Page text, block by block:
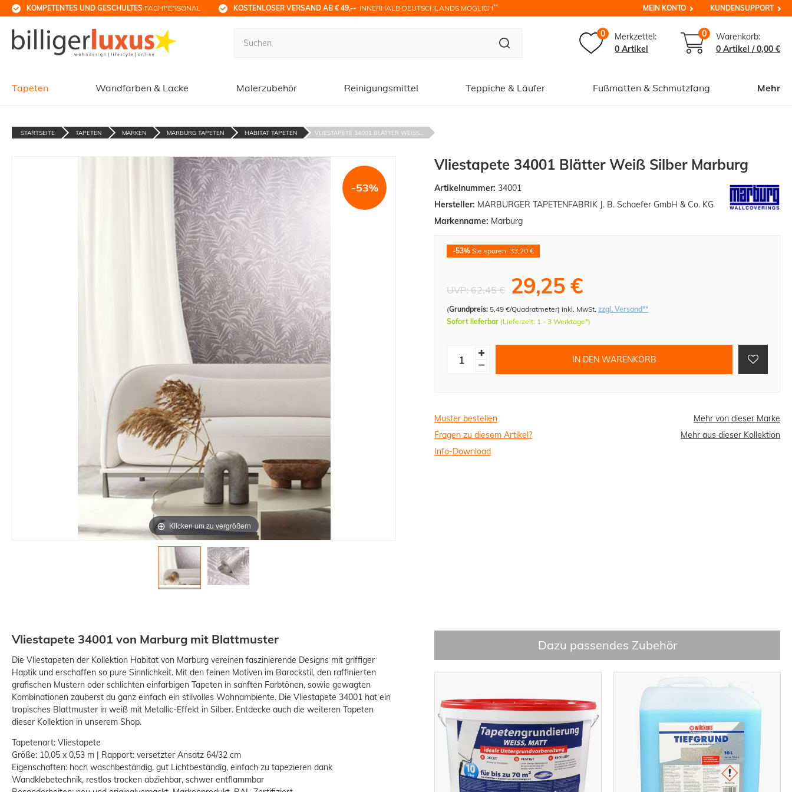
KOMPETENTES UND GESCHULTES FACHPERSONAL KOSTENLOSER VERSAND AB € 49,-- INNERHALB DEUTSCHLANDS MÖGLICH** MEIN KONTO KUNDENSUPPORT
0
Merkzettel:
0 Artikel
0
Warenkorb:
0 Artikel /0,00 €
Tapeten Wandfarben & Lacke Malerzubehör Reinigungsmittel Teppiche & Läufer Fußmatten & Schmutzfang Mehr
STARTSEITE TAPETEN MARKEN MARBURG TAPETEN HABITAT TAPETEN VLIESTAPETE 34001 BLÄTTER WEISS...
Klicken um zu vergrößern
-53%
Vliestapete 34001 Blätter Weiß Silber Marburg
Artikelnummer: 34001
Hersteller: MARBURGER TAPETENFABRIK J. B. Schaefer GmbH & Co. KG
Markenname: Marburg
-53% Sie sparen: 33,20 €
UVP:62,45 € 29,25 €
(Grundpreis: 5,49 €/Quadratmeter)inkl. MwSt.zzgl. Versand**
Sofort lieferbar (Lieferzeit: 1 - 3 Werktage*)
IN DEN WARENKORB
Muster bestellen
Mehr von dieser Marke
Fragen zu diesem Artikel?
Mehr aus dieser Kollektion
Info-Download
Vliestapete 34001 von Marburg mit Blattmuster
Die Vliestapeten der Kollektion Habitat von Marburg vereinen faszinierende Designs mit griffiger
Haptik und erschaffen so pure Sinnlichkeit. Mit den feinen Motiven im Barockstil, den raffinierten
grafischen Mustern oder schlichten einfarbigen Tapeten in sanften Farbtönen, sowie gewagten
Kombinationen zauberst du ganz einfach ein stilvolles Wohnambiente. Die Vliestapete 34001 hat ein
tropisches Blattmuster in weiß mit Metallic-Effekt in Silber. Entdecke auch die weiteren Tapeten
dieser Kollektion in unserem Shop.
Tapetenart: Vliestapete
Größe: 10,05 x 0,53 m | Rapport: versetzter Ansatz 64/32 cm
Eigenschaften: hoch waschbeständig, gut Lichtbeständig, einfach zu tapezieren dank
Wandklebetechnik, restlos trocken abziehbar, schwer entflammbar
Dazu passendes Zubehör